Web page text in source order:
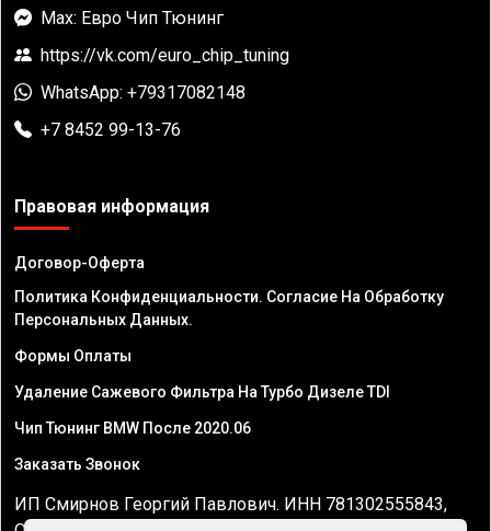
Max: Евро Чип Тюнинг
https://vk.com/euro_chip_tuning
WhatsApp: +79317082148
+7 8452 99-13-76
Правовая информация
Договор-Оферта
Политика Конфиденциальности. Согласие На Обработку
Персональных Данных.
Формы Оплаты
Удаление Сажевого Фильтра На Турбо Дизеле TDI
Чип Тюнинг BMW После 2020.06
Заказать Звонок
ИП Смирнов Георгий Павлович. ИНН 781302555843,